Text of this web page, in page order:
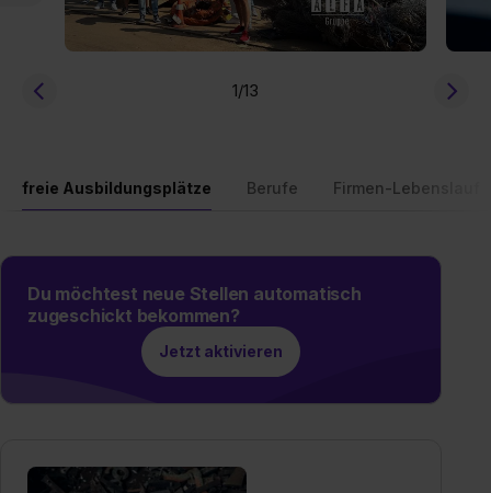
1/13
freie Ausbildungsplätze Berufe Firmen-Lebenslauf
Du möchtest neue Stellen automatisch
zugeschickt bekommen?
Jetzt aktivieren